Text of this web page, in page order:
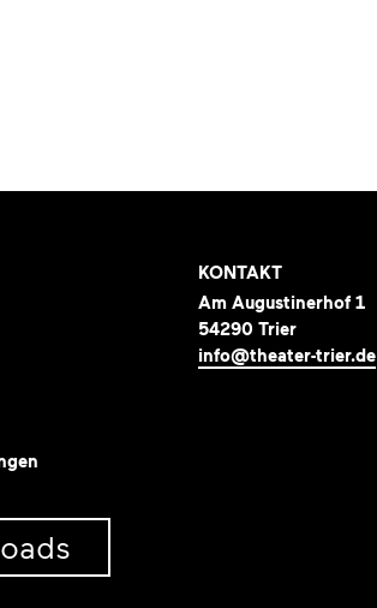
KONTAKT
Am Augustinerhof 1
54290 Trier
info@theater-trier.de